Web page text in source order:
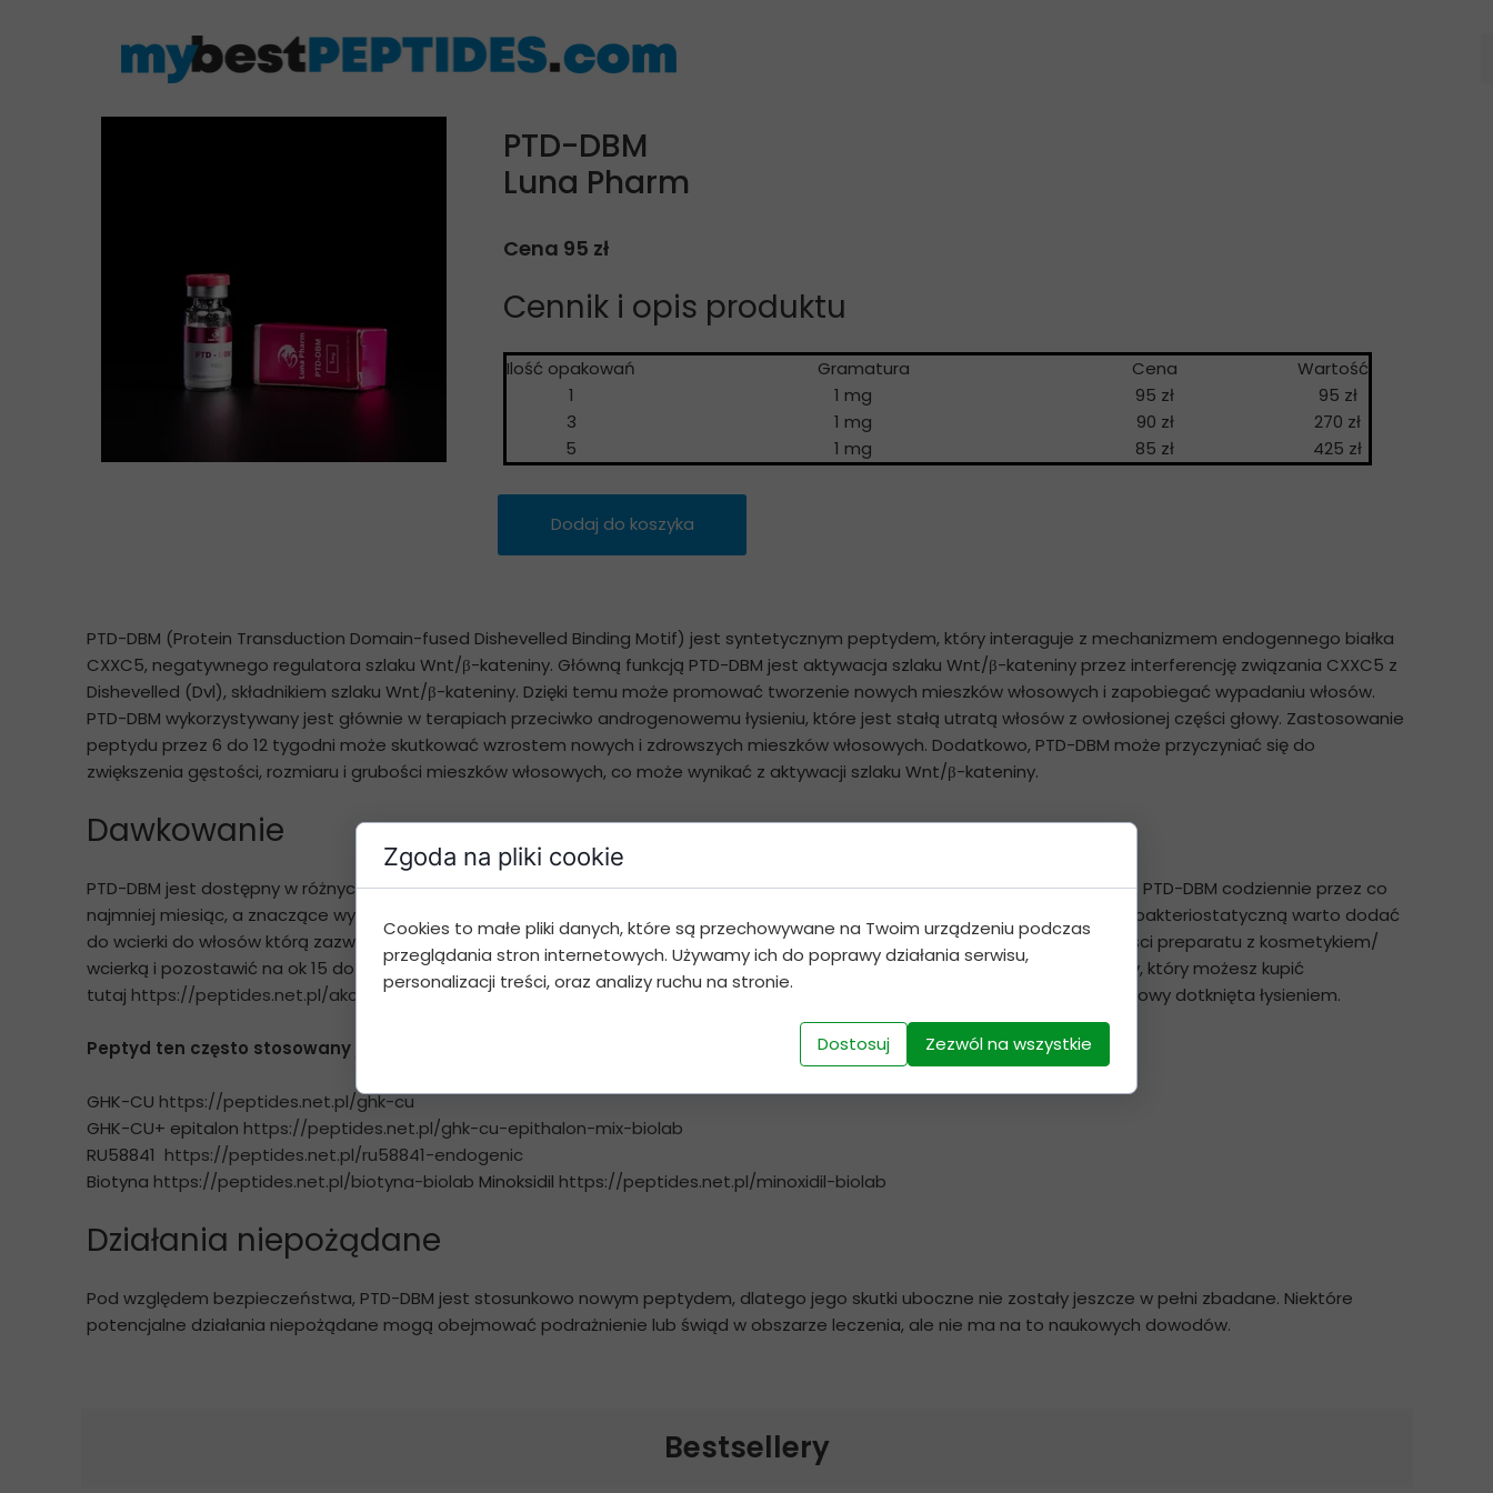
PTD-DBM
Luna Pharm
Cena 95 zł
Cennik i opis produktu
Ilość opakowań Gramatura Cena Wartość
1
3
5
1 mg
1 mg
1 mg
95 zł
90 zł
85 zł
95 zł
270 zł
425 zł
Dodaj do koszyka
PTD-DBM (Protein Transduction Domain-fused Dishevelled Binding Motif) jest syntetycznym peptydem, który interaguje z mechanizmem endogennego białka
CXXC5, negatywnego regulatora szlaku Wnt/β-kateniny. Główną funkcją PTD-DBM jest aktywacja szlaku Wnt/β-kateniny przez interferencję związania CXXC5 z
Dishevelled (Dvl), składnikiem szlaku Wnt/β-kateniny. Dzięki temu może promować tworzenie nowych mieszków włosowych i zapobiegać wypadaniu włosów.
PTD-DBM wykorzystywany jest głównie w terapiach przeciwko androgenowemu łysieniu, które jest stałą utratą włosów z owłosionej części głowy. Zastosowanie
peptydu przez 6 do 12 tygodni może skutkować wzrostem nowych i zdrowszych mieszków włosowych. Dodatkowo, PTD-DBM może przyczyniać się do
zwiększenia gęstości, rozmiaru i grubości mieszków włosowych, co może wynikać z aktywacji szlaku Wnt/β-kateniny.
Dawkowanie
PTD-DBM jest dostępny w różnych formach do stosowania miejscowego, takich jak spraye, krople i pianki. Zaleca się stosowanie PTD-DBM codziennie przez co
najmniej miesiąc, a znaczące wyniki mogą być widoczne po 5 tygodniach leczenia. Po rozrobieniu z solą fizjologiczną lub wodą bakteriostatyczną warto dodać
do wcierki do włosów którą zazwyczaj stosujesz lub do zwykłego balsamu który można kupić w drogerii- wymieszać 1/10 objetości preparatu z kosmetykiem/
wcierką i pozostawić na ok 15 do 30min na skórze głowy, następnie wypłukać. Można też użyć specjalnego rollera do skóry głowy, który możesz kupić
tutaj https://peptides.net.pl/akcesoria,6i po jego użyciu 1/10 objętości preparatu rozprowadzić na palcach i wetrzeć w skórę głowy dotknięta łysieniem.
Peptyd ten często stosowany jest w połączeniu z innymi peptydami i środkami wspomagajcymi porost włosów np.
GHK-CU https://peptides.net.pl/ghk-cu
GHK-CU+ epitalon https://peptides.net.pl/ghk-cu-epithalon-mix-biolab
RU58841 https://peptides.net.pl/ru58841-endogenic
Biotyna https://peptides.net.pl/biotyna-biolab Minoksidil https://peptides.net.pl/minoxidil-biolab
Działania niepożądane
Pod względem bezpieczeństwa, PTD-DBM jest stosunkowo nowym peptydem, dlatego jego skutki uboczne nie zostały jeszcze w pełni zbadane. Niektóre
potencjalne działania niepożądane mogą obejmować podrażnienie lub świąd w obszarze leczenia, ale nie ma na to naukowych dowodów.
Bestsellery
Zgoda na pliki cookie
Cookies to małe pliki danych, które są przechowywane na Twoim urządzeniu podczas
przeglądania stron internetowych. Używamy ich do poprawy działania serwisu,
personalizacji treści, oraz analizy ruchu na stronie.
Dostosuj Zezwól na wszystkie